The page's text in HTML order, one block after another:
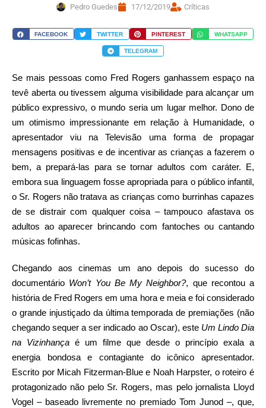
Pedro Guedes 17/12/2019 Críticas
FACEBOOK TWITTER PINTEREST WHATSAPP
TELEGRAM
Se mais pessoas como Fred Rogers ganhassem espaço na
tevê aberta ou tivessem alguma visibilidade para alcançar um
público expressivo, o mundo seria um lugar melhor. Dono de
um otimismo impressionante em relação à Humanidade, o
apresentador viu na Televisão uma forma de propagar
mensagens positivas e de incentivar as crianças a fazerem o
bem, a prepará-las para se tornar adultos com caráter. E,
embora sua linguagem fosse apropriada para o público infantil,
o Sr. Rogers não tratava as crianças como burrinhas capazes
de se distrair com qualquer coisa – tampouco afastava os
adultos ao aparecer brincando com fantoches ou cantando
músicas fofinhas.
Chegando aos cinemas um ano depois do sucesso do
documentário Won’t You Be My Neighbor?, que recontou a
história de Fred Rogers em uma hora e meia e foi considerado
o grande injustiçado da última temporada de premiações (não
chegando sequer a ser indicado ao Oscar), este Um Lindo Dia
na Vizinhança é um filme que desde o princípio exala a
energia bondosa e contagiante do icônico apresentador.
Escrito por Micah Fitzerman-Blue e Noah Harpster, o roteiro é
protagonizado não pelo Sr. Rogers, mas pelo jornalista Lloyd
Vogel – baseado livremente no premiado Tom Junod –, que,